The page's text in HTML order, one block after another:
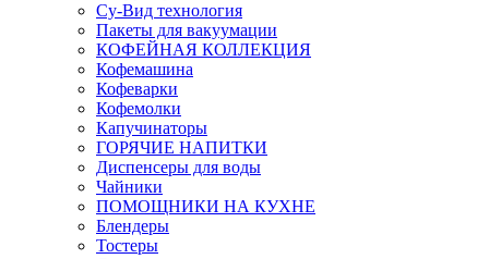
Су-Вид технология
Пакеты для вакуумации
КОФЕЙНАЯ КОЛЛЕКЦИЯ
Кофемашина
Кофеварки
Кофемолки
Капучинаторы
ГОРЯЧИЕ НАПИТКИ
Диспенсеры для воды
Чайники
ПОМОЩНИКИ НА КУХНЕ
Блендеры
Тостеры